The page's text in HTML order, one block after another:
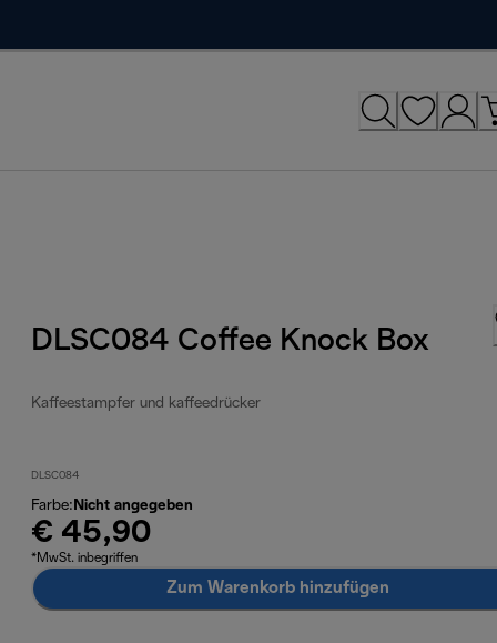
DLSC084 Coffee Knock Box
Kaffeestampfer und kaffeedrücker
DLSC084
Farbe: Nicht angegeben
€ 45,90
*MwSt. inbegriffen
Zum Warenkorb hinzufügen